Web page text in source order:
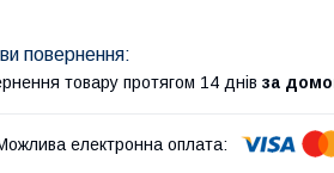
товару протягом 14 днів за